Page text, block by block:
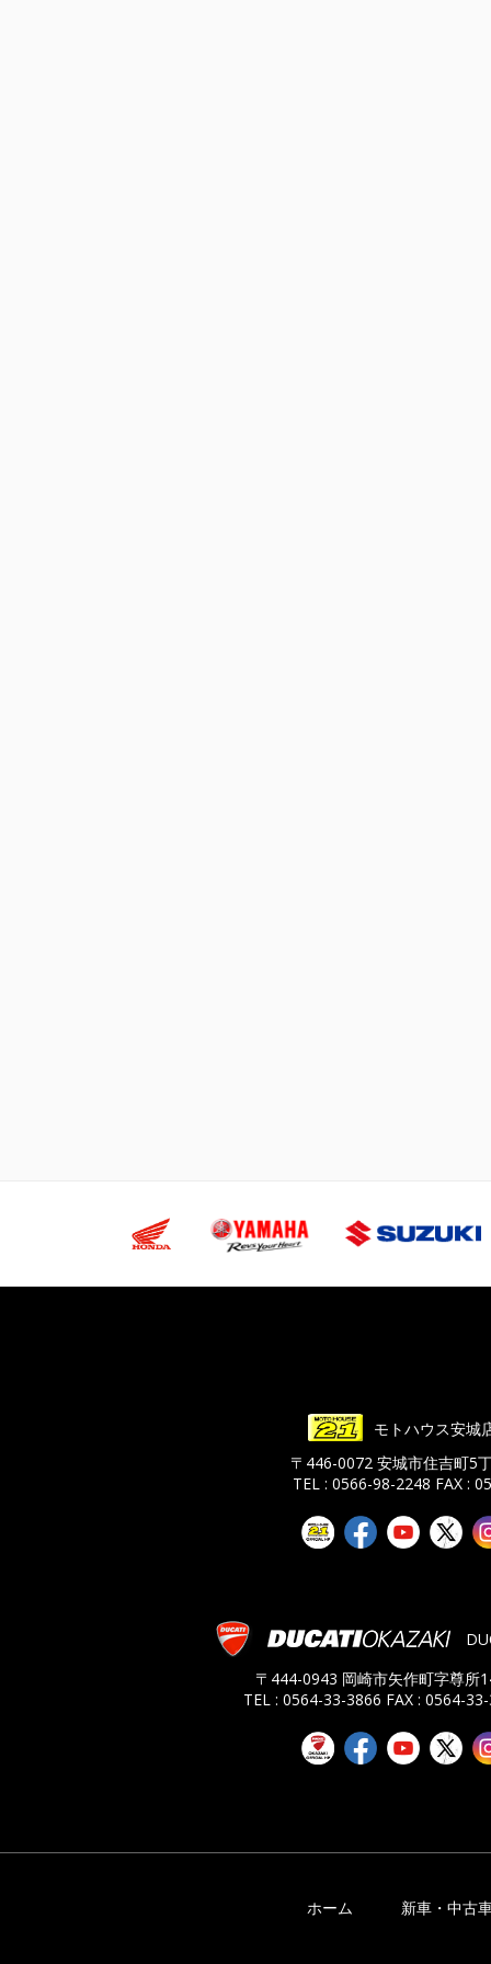
モトハウス安城
〒446-0072 安城市住吉町5
TEL : 0566-98-2248 FAX :
〒444-0943 岡崎市矢作町字尊所
TEL : 0564-33-3866 FAX : 0564-
ホーム 新車・中古